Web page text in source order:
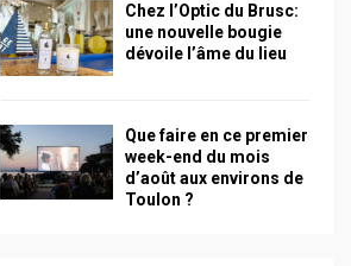
Chez l’Optic du Brusc:
une nouvelle bougie
dévoile l’âme du lieu
Que faire en ce premier
week-end du mois
d’août aux environs de
Toulon ?